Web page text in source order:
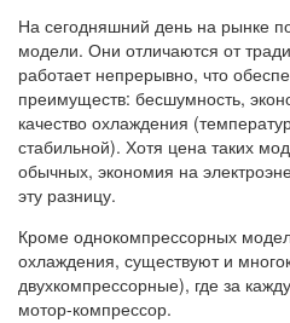
На сегодняшний день на рынке
модели. Они отличаются от
работает непрерывно, что
преимуществ: бесшумность,
качество охлаждения
стабильной). Хотя цена таких
обычных, экономия на
эту разницу.
Кроме однокомпрессорных
охлаждения, существуют и
двухкомпрессорные), где за
мотор-компрессор.